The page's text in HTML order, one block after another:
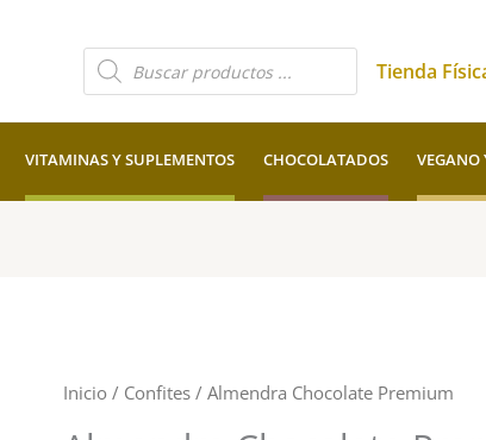
Búsqueda
de
productos
Tienda
VITAMINAS Y SUPLEMENTOS CHOCOLATADOS VEGANO
Inicio / Confites / Almendra Chocolate Premium
Rango
Almendra